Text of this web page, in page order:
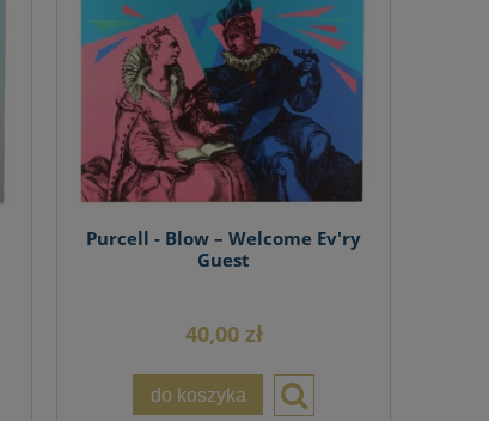
Purcell - Blow – Welcome Ev'ry
Guest
40,00 zł
do koszyka